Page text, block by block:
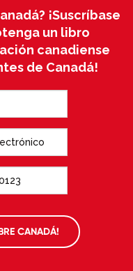
¡Suscríbase
un libro
canadiense
de Canadá!
CANADÁ!